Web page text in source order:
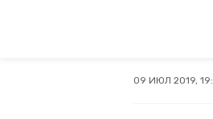
09 ИЮЛ 2019,